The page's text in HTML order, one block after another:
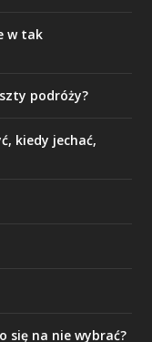
w tak
podróży?
kiedy jechać,
się na nie wybrać?